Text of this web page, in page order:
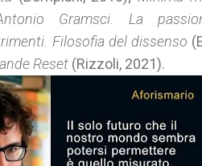
Gramsci. La
Filosofia del dissenso
Reset (Rizzoli, 2021).